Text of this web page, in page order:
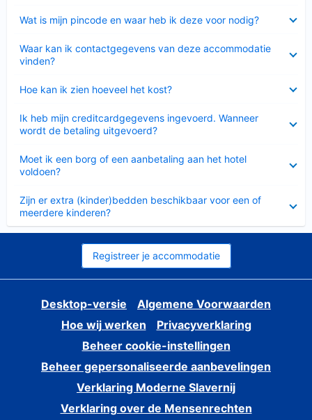
Wat is mijn pincode en waar heb ik deze voor nodig?
Waar kan ik contactgegevens van deze accommodatie
vinden?
Hoe kan ik zien hoeveel het kost?
Ik heb mijn creditcardgegevens ingevoerd. Wanneer
wordt de betaling uitgevoerd?
Moet ik een borg of een aanbetaling aan het hotel
voldoen?
Zijn er extra (kinder)bedden beschikbaar voor een of
meerdere kinderen?
Registreer je accommodatie
Desktop-versie
Algemene Voorwaarden
Hoe wij werken
Privacyverklaring
Beheer cookie-instellingen
Beheer gepersonaliseerde aanbevelingen
Verklaring Moderne Slavernij
Verklaring over de Mensenrechten